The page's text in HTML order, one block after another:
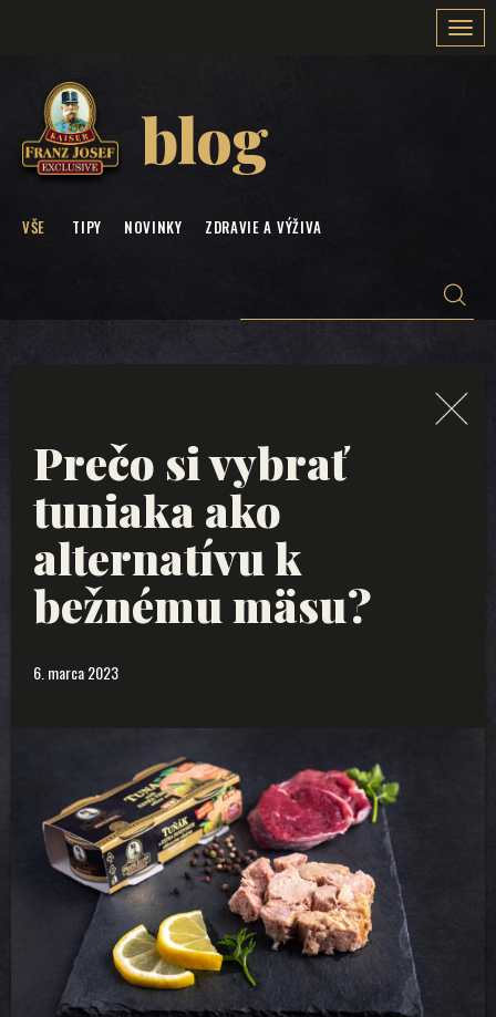
blog
VŠE TIPY NOVINKY ZDRAVIE A VÝŽIVA
Prečo si vybrať
tuniaka ako
alternatívu k
bežnému mäsu?
6. marca 2023